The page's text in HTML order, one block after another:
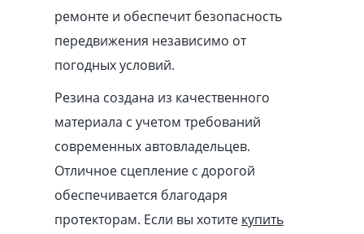
ремонте и обеспечит безопасность
передвижения независимо от
погодных условий.
Резина создана из качественного
материала с учетом требований
современных автовладельцев.
Отличное сцепление с дорогой
обеспечивается благодаря
протекторам. Если вы хотите купить